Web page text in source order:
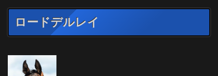
ロードデルレイ